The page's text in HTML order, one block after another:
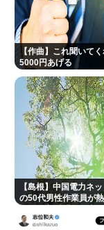
【作曲】これ聞いてく
5000円あげる
【島根】中国電力ネ
の50代男性作業員が
れる 邑南町